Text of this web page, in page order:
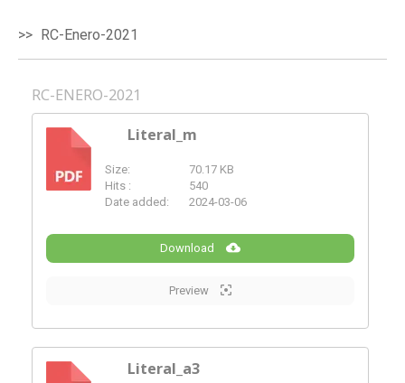
RC-Enero-2021
RC-ENERO-2021
PDF
Literal_m
Size:
70.17 KB
Hits :
540
Date added:
2024-03-06
Download
Preview
Literal_a3